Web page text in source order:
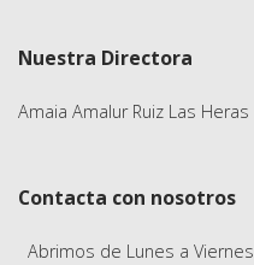
Nuestra Directora
Amaia Amalur Ruiz Las Heras
Contacta con nosotros
Abrimos de Lunes a Viernes